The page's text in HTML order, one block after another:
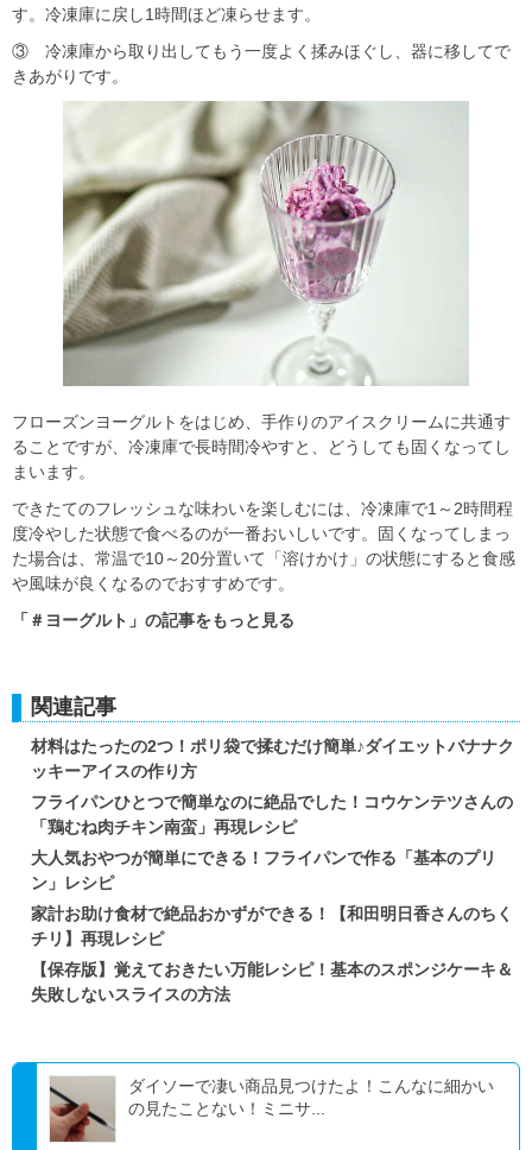
す。冷凍庫に戻し1時間ほど凍らせます。
③ 冷凍庫から取り出してもう一度よく揉みほぐし、器に移してで
きあがりです。
フローズンヨーグルトをはじめ、手作りのアイスクリームに共通す
ることですが、冷凍庫で長時間冷やすと、どうしても固くなってし
まいます。
できたてのフレッシュな味わいを楽しむには、冷凍庫で1～2時間程
度冷やした状態で食べるのが一番おいしいです。固くなってしまっ
た場合は、常温で10～20分置いて「溶けかけ」の状態にすると食感
や風味が良くなるのでおすすめです。
「＃ヨーグルト」の記事をもっと見る
関連記事
材料はたったの2つ！ポリ袋で揉むだけ簡単♪ダイエットバナナク
ッキーアイスの作り方
フライパンひとつで簡単なのに絶品でした！コウケンテツさんの
「鶏むね肉チキン南蛮」再現レシピ
大人気おやつが簡単にできる！フライパンで作る「基本のプリ
ン」レシピ
家計お助け食材で絶品おかずができる！【和田明日香さんのちく
チリ】再現レシピ
【保存版】覚えておきたい万能レシピ！基本のスポンジケーキ＆
失敗しないスライスの方法
ダイソーで凄い商品見つけたよ！こんなに細かい
の見たことない！ミニサ...